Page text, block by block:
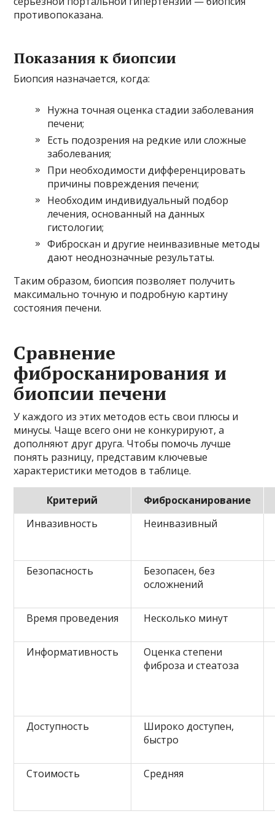
противопоказана.
Показания к биопсии
Биопсия назначается, когда:
Нужна точная оценка стадии заболевания
печени;
Есть подозрения на редкие или сложные
заболевания;
При необходимости дифференцировать
причины повреждения печени;
Необходим индивидуальный подбор
лечения, основанный на данных
гистологии;
Фиброскан и другие неинвазивные методы
дают неоднозначные результаты.
Таким образом, биопсия позволяет получить
максимально точную и подробную картину
состояния печени.
Сравнение
фибросканирования и
биопсии печени
У каждого из этих методов есть свои плюсы и
минусы. Чаще всего они не конкурируют, а
дополняют друг друга. Чтобы помочь лучше
понять разницу, представим ключевые
характеристики методов в таблице.
Критерий
Фибросканирование
Инвазивность
Неинвазивный
Безопасность
Безопасен, без
осложнений
Время проведения Несколько минут
Информативность
Оценка степени
фиброза и стеатоза
Доступность
Широко доступен,
быстро
Стоимость Средняя